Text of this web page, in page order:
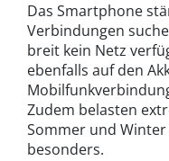
Das Smartphone
Verbindungen
breit kein Netz
ebenfalls auf den
Zudem belasten
Sommer und
besonders.